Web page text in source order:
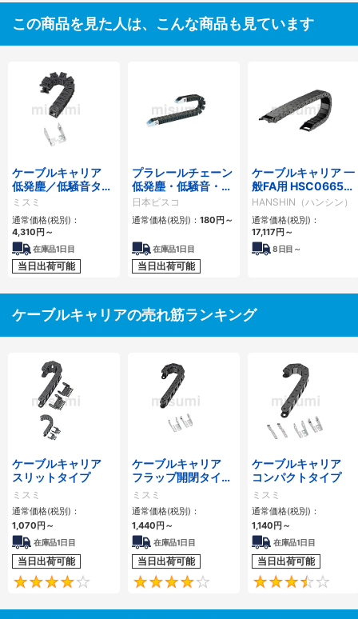
この商品を見た人は、こんな商品も見ています
ケーブルキャリア
低発塵／低騒音タイ
プ
ミスミ
通常価格(税別)：
4,310 円 ～
在庫品1日目
当日出荷可能
プラレールチェーン
低発塵・低騒音・フ
ラップ開閉・ヒンジ
連結タイプ SCシリ
ーズ
日本ピスコ
通常価格(税別)： 180 円 ～
在庫品1日目
当日出荷可能
ケーブルキャリア 一
般FA用 HSC0665シ
リーズ
HANSHIN（ハンシン）
通常価格(税別)：
17,117 円 ～
8日目～
ケーブルキャリアの売れ筋ランキング
ケーブルキャリア
スリットタイプ
ミスミ
通常価格(税別)：
1,070 円 ～
在庫品1日目
当日出荷可能
4.1
ケーブルキャリア
フラップ開閉タイ
プ 本体＋取付金具
ミスミ
通常価格(税別)：
1,440 円 ～
在庫品1日目
当日出荷可能
4.2
ケーブルキャリア
コンパクトタイプ
ミスミ
通常価格(税別)：
1,140 円 ～
在庫品1日目
当日出荷可能